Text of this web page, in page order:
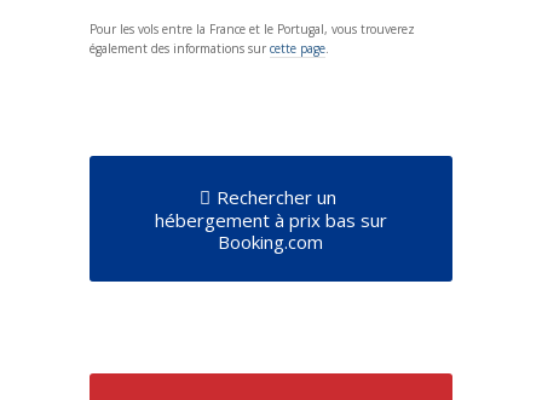
Pour les vols entre la France et le Portugal, vous trouverez
également des informations sur cette page.
Rechercher un
hébergement à prix bas sur
Booking.com